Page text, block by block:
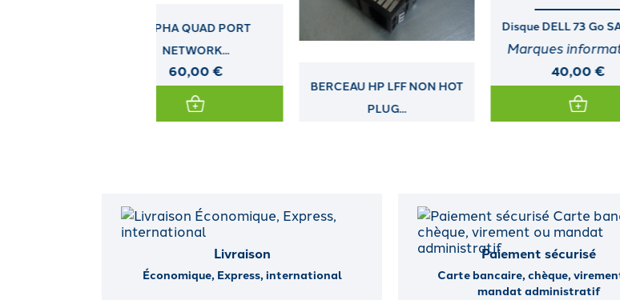
BERCEAU HP LFF NON HOT
Disque DELL 73 Go SAS 3G...
Marques informatique
Disque HP
Livraison
Économique, Express, international
Paiement sécurisé
Carte bancaire, chèque,
mandat administratif